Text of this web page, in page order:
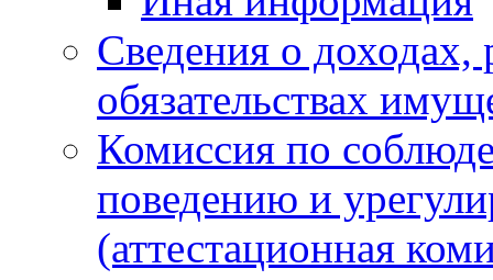
Сведения о доходах,
обязательствах
Комиссия по
поведению и
(аттестационная